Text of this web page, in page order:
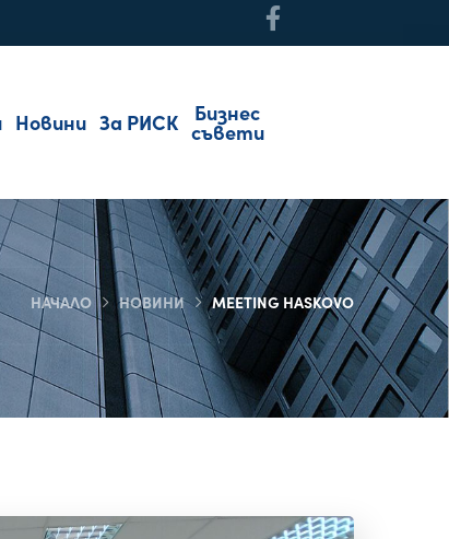
Новини За РИСК Бизнес
съвети
НАЧАЛО НОВИНИ MEETING HASKOVO